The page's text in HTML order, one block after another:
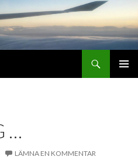
…
LÄMNA EN KOMMENTAR